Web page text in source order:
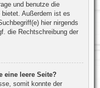
und benutze die
Außerdem ist es
hier nirgends
die Rechtschreibung der
eine leere Seite?
somit konnte der